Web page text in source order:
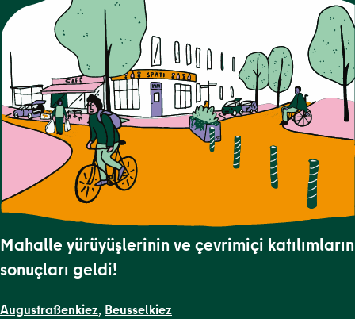
Mahalle yürüyüşlerinin ve çevrimiçi katılımların
sonuçları geldi!
Augustraßenkiez, Beusselkiez